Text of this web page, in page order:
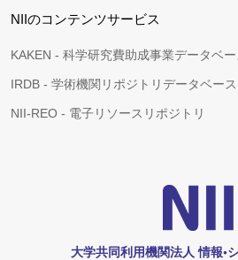
NIIのコンテンツサービス
KAKEN - 科学研究費助成事業データベー
IRDB - 学術機関リポジトリデータベース
NII-REO - 電子リソースリポジトリ
大学共同利用機関法人 情報•